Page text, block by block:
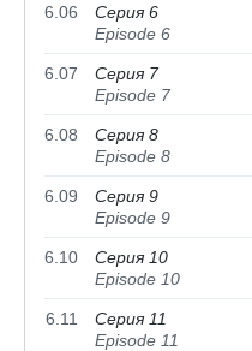
6.06
Серия 6
Episode 6
6.07
Серия 7
Episode 7
6.08
Серия 8
Episode 8
6.09
Серия 9
Episode 9
6.10
Серия 10
Episode 10
6.11
Серия 11
Episode 11